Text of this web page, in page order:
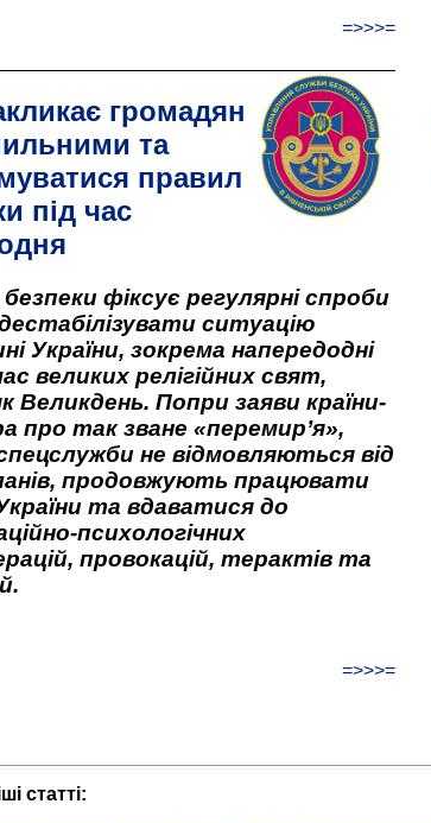
=>>>=
громадян
та
правил
під час
фіксує регулярні спроби
ситуацію
України, зокрема напередодні
великих релігійних свят,
Великдень. Попри заяви країни-
про так зване «перемир’я»,
не відмовляються від
продовжують працювати
та вдаватися до
психологічних
провокацій, терактів та
=>>>=
статті: